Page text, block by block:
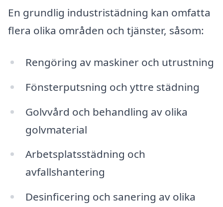
En grundlig industristädning kan omfatta
flera olika områden och tjänster, såsom:
Rengöring av maskiner och utrustning
Fönsterputsning och yttre städning
Golvvård och behandling av olika
golvmaterial
Arbetsplatsstädning och
avfallshantering
Desinficering och sanering av olika